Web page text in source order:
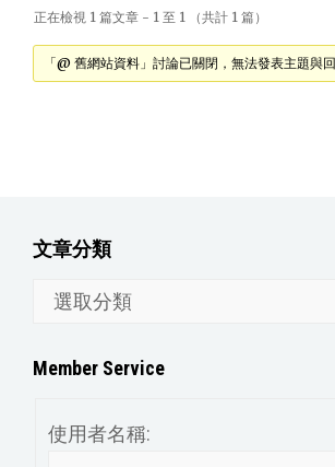
正在檢視 1 篇文章 - 1 至 1 （共計 1 篇）
「@ 舊網站資料」討論已關閉，無法發表主題與回
文章分類
分
Member Service
使用者名稱: